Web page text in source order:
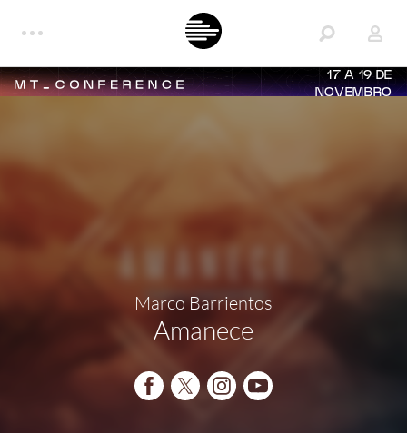
17 A 19 DE
NOVEMBRO
Marco Barrientos
Amanece